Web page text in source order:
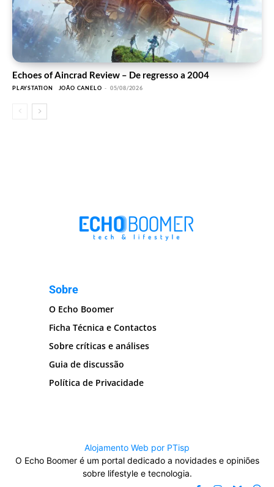
Echoes of Aincrad Review – De regresso a 2004
PLAYSTATION JOÃO CANELO - 05/08/2026
Sobre
O Echo Boomer
Ficha Técnica e Contactos
Sobre críticas e análises
Guia de discussão
Política de Privacidade
Alojamento Web por PTisp
O Echo Boomer é um portal dedicado a novidades e opiniões
sobre lifestyle e tecnologia.